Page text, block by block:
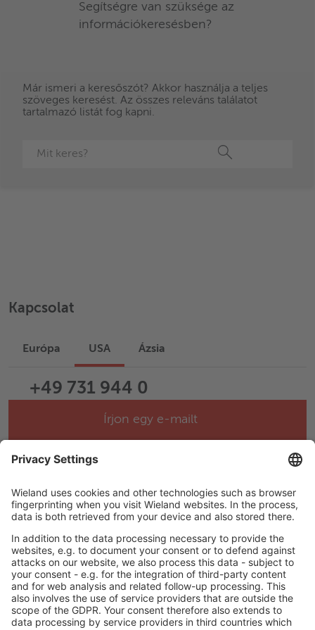
Segítségre van szüksége az
információkeresésben?
Már ismeri a keresőszót? Akkor használja a teljes
szöveges keresést. Az összes releváns találatot
tartalmazó listát fog kapni.
Kapcsolat
Európa USA Ázsia
+49 731 944 0
Írjon egy e-mailt
Help & Support
Career
LEGAL LINKS
Adatvédelmi szabályzat